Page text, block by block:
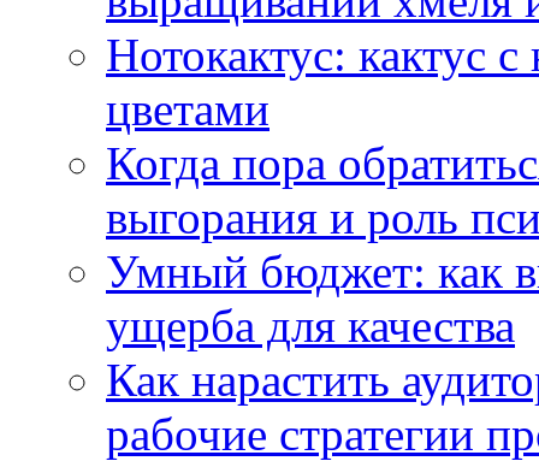
Нотокактус: кактус
цветами
Когда пора
выгорания и роль
Умный бюджет: как
ущерба для качества
Как нарастить
рабочие стратегии